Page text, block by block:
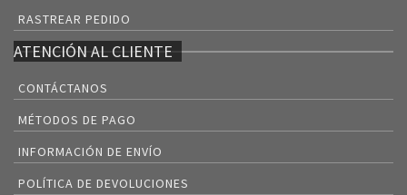
RASTREAR PEDIDO
ATENCIÓN AL CLIENTE
CONTÁCTANOS
MÉTODOS DE PAGO
INFORMACIÓN DE ENVÍO
POLÍTICA DE DEVOLUCIONES